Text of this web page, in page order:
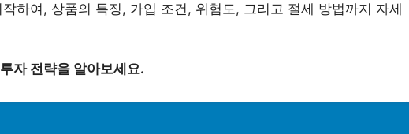
하여, 상품의 특징, 가입 조건, 위험도, 그리고 절세 방법까지 자세
자 전략을 알아보세요.